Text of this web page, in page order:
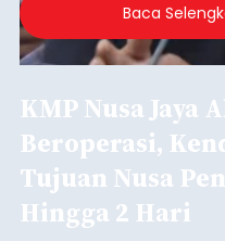
Baca
KMP Nusa Jaya
Beroperasi,
Tujuan Nusa
Hingga 2 Hari